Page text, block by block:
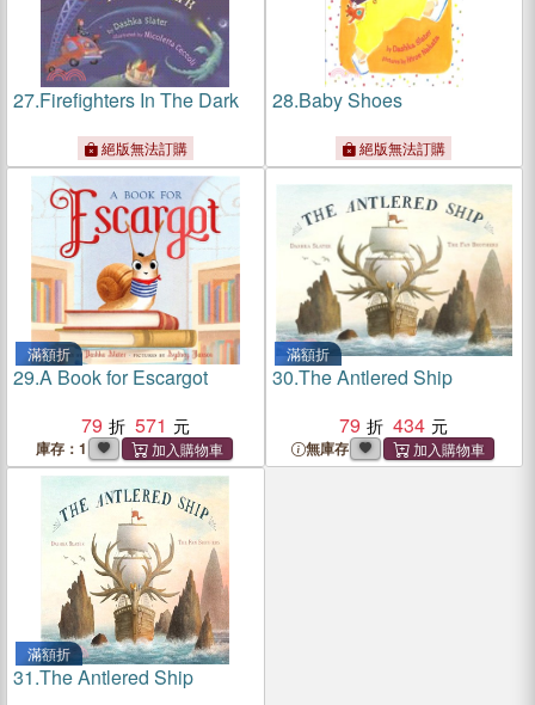
27.Firefighters In The Dark
絕版無法訂購
28.Baby Shoes
絕版無法訂購
滿額折
29.A Book for Escargot
79
571
庫存：1
滿額折
30.The Antlered Ship
79
434
無庫存
滿額折
31.The Antlered Ship